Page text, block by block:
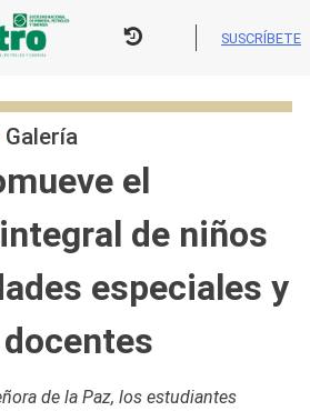
SUSCRÍBETE
Galería
el
de niños
especiales y
de la Paz, los estudiantes